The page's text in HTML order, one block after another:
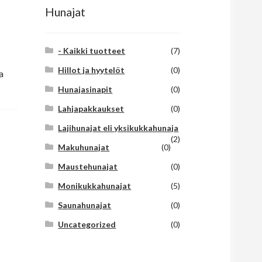
Hunajat
- Kaikki tuotteet
(7)
Hillot ja hyytelöt
(0)
Hunajasinapit
(0)
Lahjapakkaukset
(0)
Lajihunajat eli yksikukkahunaja
(2)
Makuhunajat
(0)
Maustehunajat
(0)
Monikukkahunajat
(5)
Saunahunajat
(0)
Uncategorized
(0)